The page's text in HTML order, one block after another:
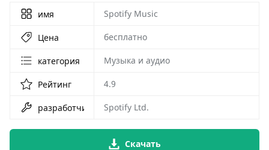
имя Spotify Music
Цена бесплатно
категория Музыка и аудио
Рейтинг 4.9
разработчик Spotify Ltd.
Скачать